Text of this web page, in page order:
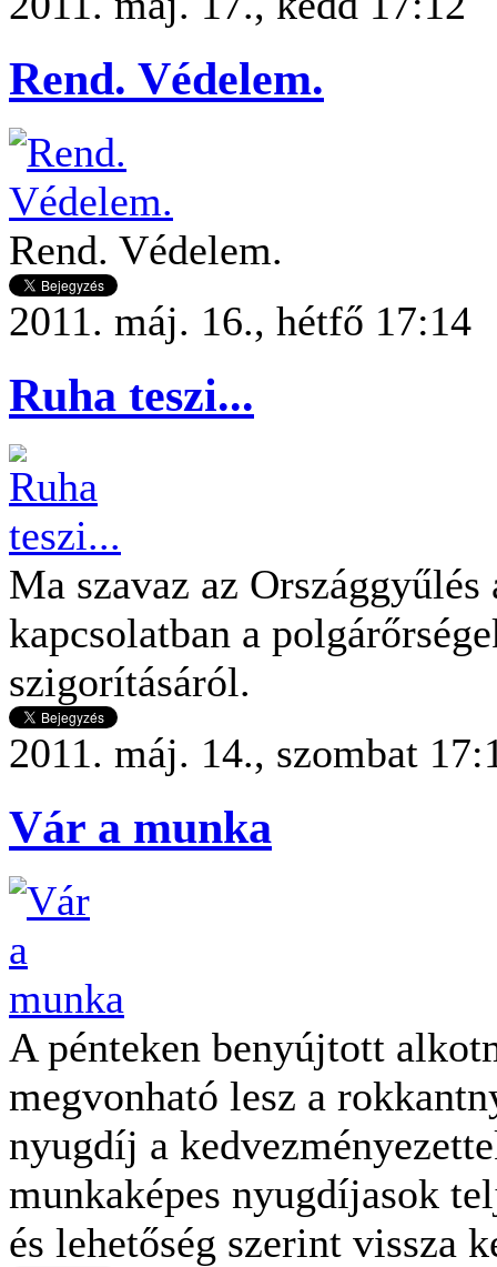
Rend. Védelem.
Rend. Védelem.
2011. máj. 16., hétfő 17:14
Ruha teszi...
Ma szavaz az
kapcsolatban a
szigorításáról.
2011. máj. 14., szombat
Vár a munka
A pénteken benyújtott
megvonható lesz a
nyugdíj a
munkaképes nyugdíjasok
és lehetőség szerint vissza